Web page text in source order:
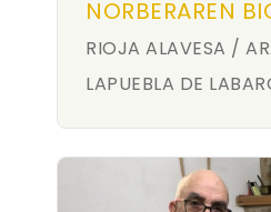
NORBERAREN
RIOJA ALAVESA /
LAPUEBLA DE